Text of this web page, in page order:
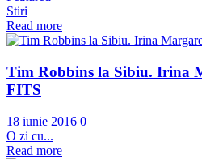
Stiri
Read more
Tim Robbins la Sibiu. Irina
FITS
18 iunie 2016 0
O zi cu...
Read more